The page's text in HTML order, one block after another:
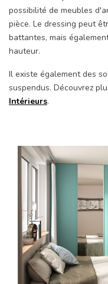
possibilité de meubles
pièce. Le dressing peut
battantes, mais
hauteur.
Il existe également des
suspendus. Découvrez
Intérieurs.
Précédent